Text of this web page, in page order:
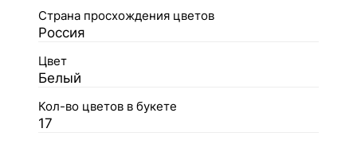
Страна просхождения цветов
Россия
Цвет
Белый
Кол-во цветов в букете
17